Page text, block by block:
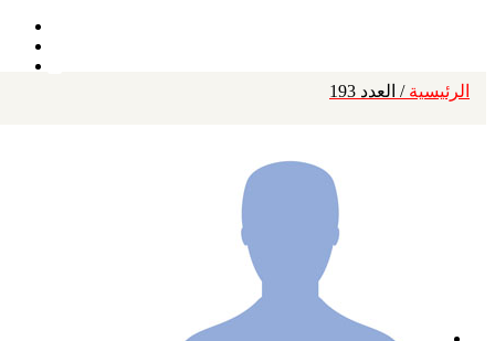
الرئيسية / العدد 193